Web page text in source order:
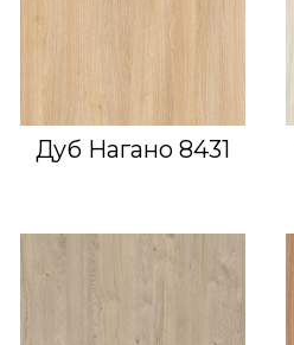
Дуб Нагано 8431